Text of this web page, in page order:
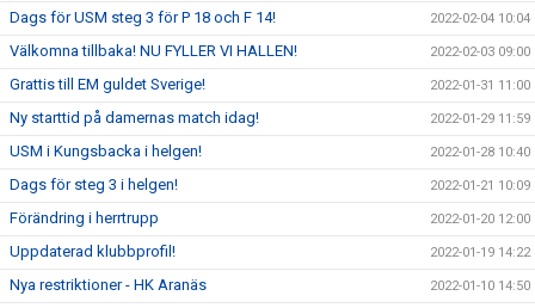
Dags för USM steg 3 för P 18 och F 14! 2022-02-04 10:04
Välkomna tillbaka! NU FYLLER VI HALLEN! 2022-02-03 09:00
Grattis till EM guldet Sverige! 2022-01-31 11:00
Ny starttid på damernas match idag! 2022-01-29 11:59
USM i Kungsbacka i helgen! 2022-01-28 10:40
Dags för steg 3 i helgen! 2022-01-21 10:09
Förändring i herrtrupp 2022-01-20 12:00
Uppdaterad klubbprofil! 2022-01-19 14:22
Nya restriktioner - HK Aranäs 2022-01-10 14:50